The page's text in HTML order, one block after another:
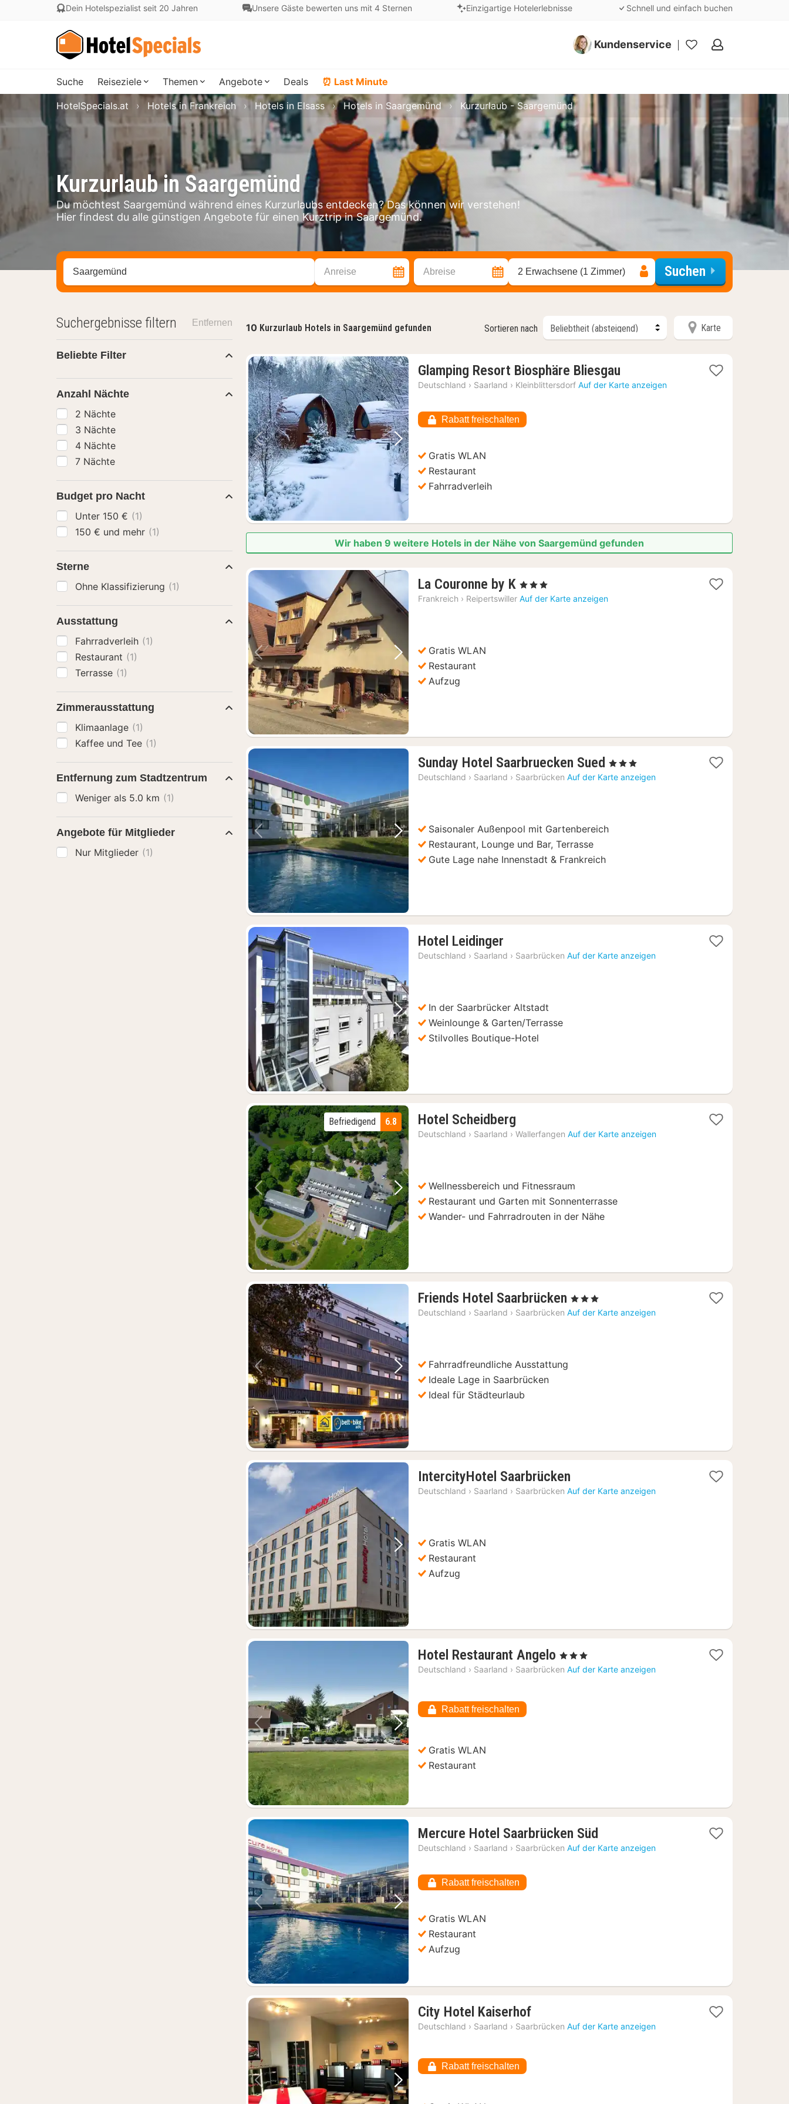
Dein Hotelspezialist seit 20 Jahren Unsere Gäste bewerten uns mit 4 Sternen Einzigartige Hotelerlebnisse Schnell und einfach buchen
Kundenservice
Meine
Suche Reiseziele Themen Angebote Deals ⏰ Last Minute
Kurzurlaub in Saargemünd
Du möchtest Saargemünd während eines Kurzurlaubs entdecken? Das können wir verstehen!
Hier findest du alle günstigen Angebote für einen Kurztrip in Saargemünd.
HotelSpecials.at Hotels in Frankreich Hotels in Elsass Hotels in Saargemünd Kurzurlaub - Saargemünd
Stadt, Region oder Hotel suchen Anreise Abreise 2 Erwachsene (1 Zimmer) Suchen
10 Kurzurlaub Hotels in Saargemünd gefunden Sortieren nach Karte
Vorheriges Bild Nächstes Bild
Glamping Resort Biosphäre Bliesgau
Nacht
Deutschland › Saarland › Kleinblittersdorf Auf der Karte anzeigen
Rabatt freischalten
Gratis WLAN
Restaurant
Fahrradverleih
Wir haben 9 weitere Hotels in der Nähe von Saargemünd gefunden
Vorheriges Bild Nächstes Bild
La Couronne by K 1
Nacht
, 3 Sterne
Frankreich › Reipertswiller Auf der Karte anzeigen
Gratis WLAN
Restaurant
Aufzug
Vorheriges Bild Nächstes Bild
Sunday Hotel Saarbruecken Sued 1
Nacht
, 3 Sterne
Deutschland › Saarland › Saarbrücken Auf der Karte anzeigen
Saisonaler Außenpool mit Gartenbereich
Restaurant, Lounge und Bar, Terrasse
Gute Lage nahe Innenstadt & Frankreich
Vorheriges Bild Nächstes Bild
Hotel Leidinger
Nächte
Deutschland › Saarland › Saarbrücken Auf der Karte anzeigen
In der Saarbrücker Altstadt
Weinlounge & Garten/Terrasse
Stilvolles Boutique-Hotel
Vorheriges Bild Nächstes Bild
6.8
Befriedigend Hotel Scheidberg
Nacht
Deutschland › Saarland › Wallerfangen Auf der Karte anzeigen
Wellnessbereich und Fitnessraum
Restaurant und Garten mit Sonnenterrasse
Wander- und Fahrradrouten in der Nähe
Vorheriges Bild Nächstes Bild
Friends Hotel Saarbrücken 1
Nacht
, 3 Sterne
Deutschland › Saarland › Saarbrücken Auf der Karte anzeigen
Fahrradfreundliche Ausstattung
Ideale Lage in Saarbrücken
Ideal für Städteurlaub
Vorheriges Bild Nächstes Bild
IntercityHotel Saarbrücken
Nacht
Deutschland › Saarland › Saarbrücken Auf der Karte anzeigen
Gratis WLAN
Restaurant
Aufzug
Vorheriges Bild Nächstes Bild
Hotel Restaurant Angelo 1
Nacht
, 3 Sterne
Deutschland › Saarland › Saarbrücken Auf der Karte anzeigen
Rabatt freischalten
Gratis WLAN
Restaurant
Vorheriges Bild Nächstes Bild
Mercure Hotel Saarbrücken Süd
Nacht
Deutschland › Saarland › Saarbrücken Auf der Karte anzeigen
Rabatt freischalten
Gratis WLAN
Restaurant
Aufzug
Vorheriges Bild Nächstes Bild
City Hotel Kaiserhof1
Nacht
Deutschland › Saarland › Saarbrücken Auf der Karte anzeigen
Rabatt freischalten
Suchergebnisse filtern Entfernen
Beliebte Filter
Anzahl Nächte
2 Nächte
3 Nächte
4 Nächte
7 Nächte
Budget pro Nacht
Unter 150 € (1)
150 € und mehr (1)
Sterne
Ohne Klassifizierung (1)
Ausstattung
Fahrradverleih (1)
Restaurant (1)
Terrasse (1)
Zimmerausstattung
Klimaanlage (1)
Kaffee und Tee (1)
Entfernung zum Stadtzentrum
Weniger als 5.0 km (1)
Angebote für Mitglieder
Nur Mitglieder (1)